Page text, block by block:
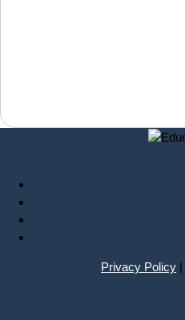
Privacy Policy